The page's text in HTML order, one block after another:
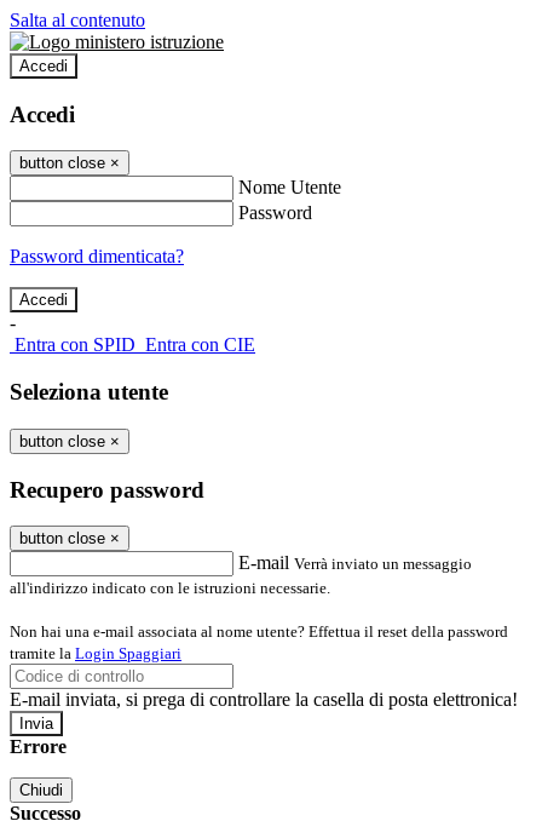
Salta al contenuto
Accedi
Accedi
button close ×
Nome Utente
Password
Password dimenticata?
-
Entra con SPID Entra con CIE
Seleziona utente
button close ×
Recupero password
button close ×
E-mail Verrà inviato un messaggio
all'indirizzo indicato con le istruzioni necessarie.
Non hai una e-mail associata al nome utente? Effettua il reset della password
tramite la Login Spaggiari
E-mail inviata, si prega di controllare la casella di posta elettronica!
Errore
Chiudi
Successo